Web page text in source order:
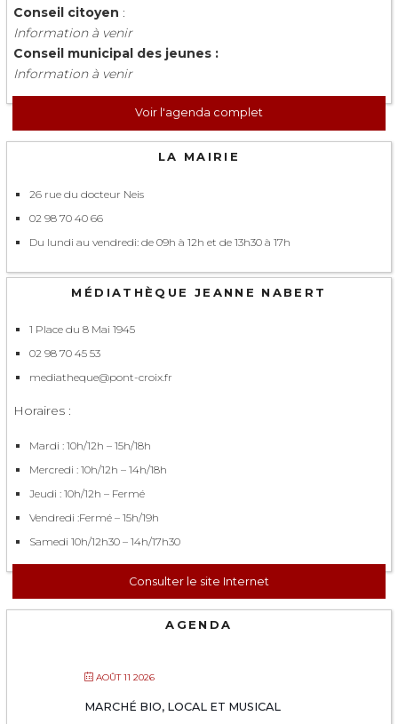
Conseil citoyen :
Information à venir
Conseil municipal des jeunes :
Information à venir
Voir l'agenda complet
LA MAIRIE
26 rue du docteur Neis
02 98 70 40 66
Du lundi au vendredi: de 09h à 12h et de 13h30 à 17h
MÉDIATHÈQUE JEANNE NABERT
1 Place du 8 Mai 1945
02 98 70 45 53
mediatheque@pont-croix.fr
Horaires :
Mardi : 10h/12h – 15h/18h
Mercredi : 10h/12h – 14h/18h
Jeudi : 10h/12h – Fermé
Vendredi :Fermé – 15h/19h
Samedi 10h/12h30 – 14h/17h30
Consulter le site Internet
AGENDA
AOÛT 11 2026
MARCHÉ BIO, LOCAL ET MUSICAL